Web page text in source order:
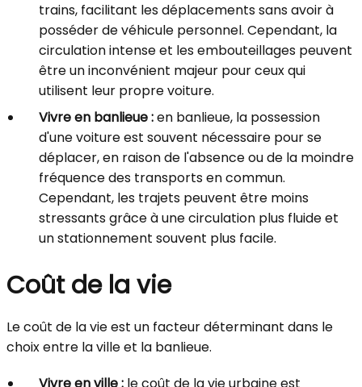
trains, facilitant les déplacements sans avoir à
posséder de véhicule personnel. Cependant, la
circulation intense et les embouteillages peuvent
être un inconvénient majeur pour ceux qui
utilisent leur propre voiture.
Vivre en banlieue :en banlieue, la possession
d'une voiture est souvent nécessaire pour se
déplacer, en raison de l'absence ou de la moindre
fréquence des transports en commun.
Cependant, les trajets peuvent être moins
stressants grâce à une circulation plus fluide et
un stationnement souvent plus facile.
Coût de la vie
Le coût de la vie est un facteur déterminant dans le
choix entre la ville et la banlieue.